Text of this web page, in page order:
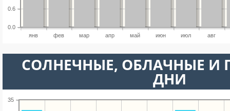
янв фев мар апр май июн июл авг
0.0
0.6
CОЛНЕЧНЫЕ, ОБЛАЧНЫЕ И
ДНИ
35